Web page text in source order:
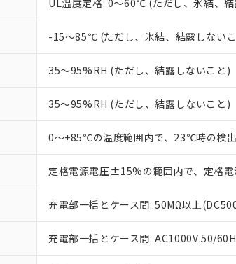
UL温度定格: 0～60℃ (ただし、氷結、
-15～85℃ (ただし、氷結、結露しない
35～95%RH (ただし、結露しないこと)
35～95%RH (ただし、結露しないこと)
0～+85℃の温度範囲内で、23℃時の検
定格電源電圧±15%の範囲内で、定格
充電部一括とケース間: 50MΩ以上
充電部一括とケース間: AC1000V 50/
オムロン制御機器販
す。
マイパーツ機能（部
ている必要があります
お客様が当ウェブサ
が、当社の製品・サ
※当社の共同利用者
いる法人を指します。
部品在庫の切り替え状況
※3 非含有証明書ダウ
下記の非含有証明書をダ
※本証明書は発行日時点で
また、RoHS指令のフタル
混在することから備考欄に
既に当社にて対応品への
り割愛しております。
※2 環境保護使用期限
「ｅ」：有害物質（10物
味します。
「－」：未確認です。当
たしません。
－
在庫なし(最新の
白